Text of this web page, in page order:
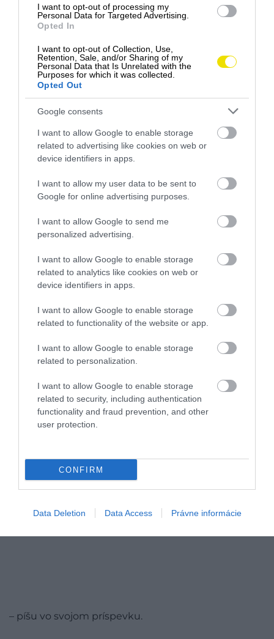
I want to opt-out of processing my
Personal Data for Targeted Advertising.
Opted In
I want to opt-out of Collection, Use,
Retention, Sale, and/or Sharing of my
Personal Data that Is Unrelated with the
Purposes for which it was collected.
Opted Out
Google consents
I want to allow Google to enable storage
related to advertising like cookies on web or
device identifiers in apps.
I want to allow my user data to be sent to
Google for online advertising purposes.
I want to allow Google to send me
personalized advertising.
I want to allow Google to enable storage
related to analytics like cookies on web or
device identifiers in apps.
I want to allow Google to enable storage
related to functionality of the website or app.
I want to allow Google to enable storage
related to personalization.
I want to allow Google to enable storage
related to security, including authentication
functionality and fraud prevention, and other
user protection.
CONFIRM
Data Deletion Data Access Právne informácie
Na prehratie tohto videa musíte akceptovať súbory
cookie!
POZRITE SI VIDEO
VLCI ŽIJÚ HLBOKO V LESOCH
ICH NA PROMENÁDACH PRI
– píšu vo svojom príspevku.